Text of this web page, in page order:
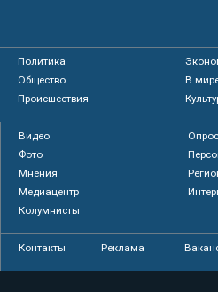
Политика
Общество
В
Происшествия
Видео
Фото
Мнения
Медиацентр
Колумнисты
Контакты Реклама